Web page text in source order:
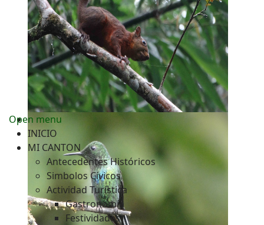
Open menu
INICIO
MI CANTON
Antecedentes Históricos
Simbolos Cívicos
Actividad Turística
Gastronomía
Festividades